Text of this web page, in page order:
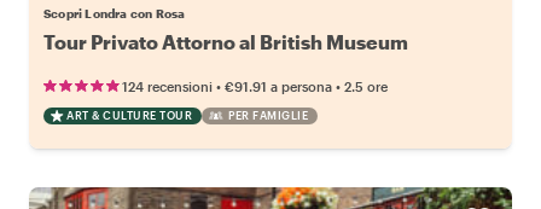
Scopri Londra con Rosa
Tour Privato Attorno al British Museum
124 recensioni • €91.91 a persona • 2.5 ore
ART & CULTURE TOUR PER FAMIGLIE